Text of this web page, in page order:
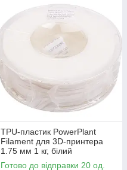
TPU-пластик PowerPlant
Filament для 3D-принтера
1.75 мм 1 кг, білий
Готово до відправки 20 од.